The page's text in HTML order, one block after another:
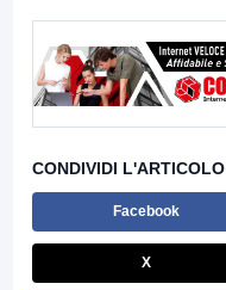
CONDIVIDI L'ARTICOLO
Facebook
X